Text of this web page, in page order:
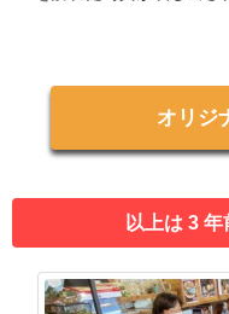
オリジ
以上は 3